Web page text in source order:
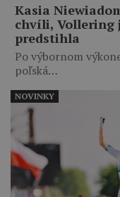
Kasia
chvíli, Vollering
predstihla
Po výbornom
poľská…
NOVINKY